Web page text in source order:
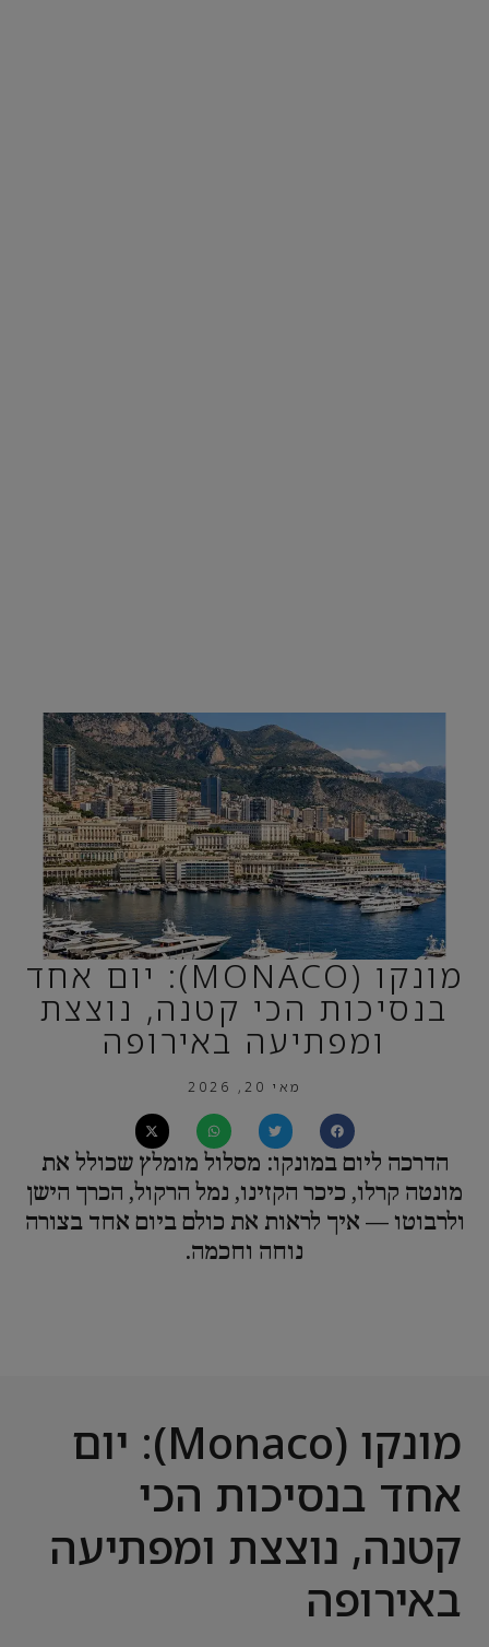
מונקו (MONACO): יום אחד
בנסיכות הכי קטנה, נוצצת
ומפתיעה באירופה
מאי 20, 2026
הדרכה ליום במונקו: מסלול מומלץ שכולל את
מונטה קרלו, כיכר הקזינו, נמל הרקול, הכרך הישן
ולרבוטו — איך לראות את כולם ביום אחד בצורה
נוחה וחכמה.
מונקו (Monaco): יום
אחד בנסיכות הכי
קטנה, נוצצת ומפתיעה
באירופה